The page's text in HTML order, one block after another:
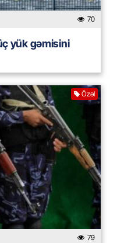
70
yük gəmisini
Özəl
79